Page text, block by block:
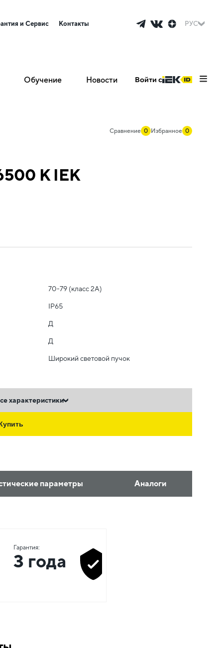
и Сервис Контакты РУС
Обучение Новости Войти с
Сравнение 0 Избранное 0
K IEK
70-79 (класс 2A)
IP65
Д
Д
Широкий световой пучок
характеристики
параметры Аналоги
Гарантия:
3 года